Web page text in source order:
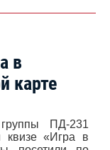
в
карте
ПД-231
квизе «Игра в